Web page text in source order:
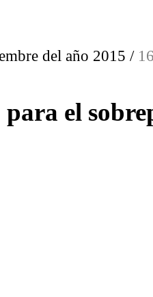
del año 2015 /
el